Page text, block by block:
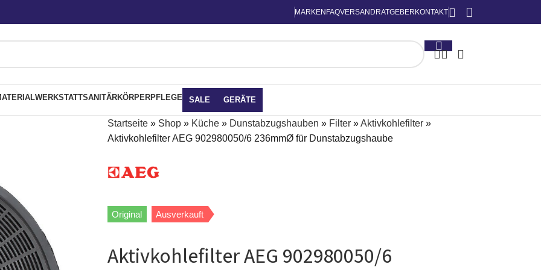
MARKEN FAQVERSAND RATGEBER KONTAKT
WERKSTATTSANITÄRKÖRPERPFLEGE SALE GERÄTE
Startseite» Shop» Küche» Dunstabzugshauben » Filter»Aktivkohlefilter»
Aktivkohlefilter AEG 902980050/6 236mmØ für Dunstabzugshaube
Original Ausverkauft
Aktivkohlefilter AEG 902980050/6